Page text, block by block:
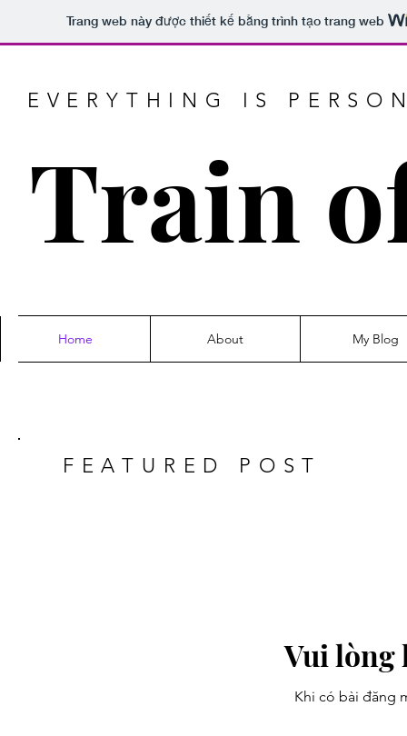
Trang web này được thiết kế bằng trình tạo trang web
EVERYTHING IS
Train
Home About My Blog
Vui lòng
Khi có bài đăng
FEATURED POST